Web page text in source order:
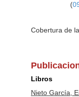
(
Cobertura de
Libros
Nieto García,